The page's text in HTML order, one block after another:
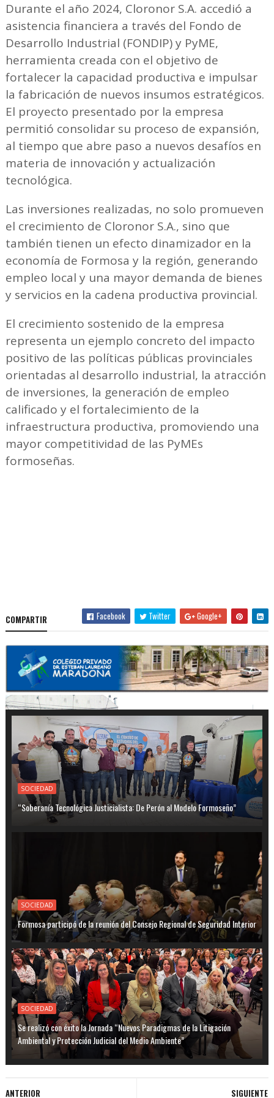
Durante el año 2024, Cloronor S.A. accedió a
asistencia financiera a través del Fondo de
Desarrollo Industrial (FONDIP) y PyME,
herramienta creada con el objetivo de
fortalecer la capacidad productiva e impulsar
la fabricación de nuevos insumos estratégicos.
El proyecto presentado por la empresa
permitió consolidar su proceso de expansión,
al tiempo que abre paso a nuevos desafíos en
materia de innovación y actualización
tecnológica.
Las inversiones realizadas, no solo promueven
el crecimiento de Cloronor S.A., sino que
también tienen un efecto dinamizador en la
economía de Formosa y la región, generando
empleo local y una mayor demanda de bienes
y servicios en la cadena productiva provincial.
El crecimiento sostenido de la empresa
representa un ejemplo concreto del impacto
positivo de las políticas públicas provinciales
orientadas al desarrollo industrial, la atracción
de inversiones, la generación de empleo
calificado y el fortalecimiento de la
infraestructura productiva, promoviendo una
mayor competitividad de las PyMEs
formoseñas.
COMPARTIR Facebook Twitter Google+
SOCIEDAD
“Soberanía Tecnológica Justicialista: De Perón al Modelo Formoseño”
SOCIEDAD
Formosa participó de la reunión del Consejo Regional de Seguridad Interior
SOCIEDAD
Se realizó con éxito la Jornada “Nuevos Paradigmas de la Litigación
Ambiental y Protección Judicial del Medio Ambiente”
SIGUIENTE
ANTERIOR